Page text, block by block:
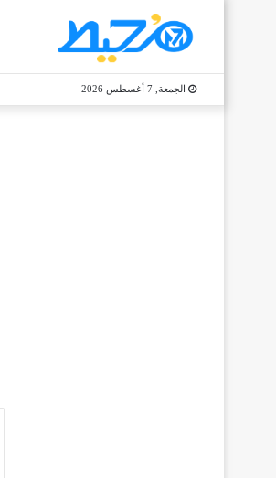
الجمعة, 7 أغسطس 2026